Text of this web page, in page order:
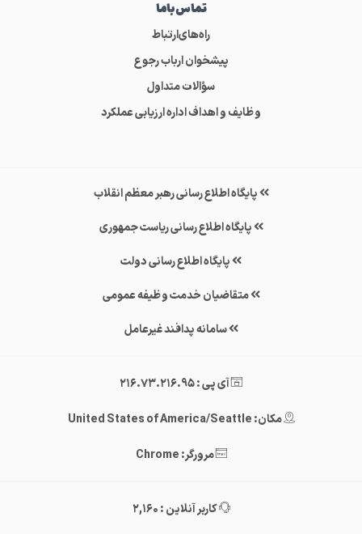
تماس‌باما
راه‌های‌ارتباط
پیشخوان ارباب رجوع
سؤالات متداول
وظایف و اهداف اداره ارزیابی عملکرد
پایگاه اطلاع رسانی رهبر معظم انقلاب
پایگاه اطلاع رسانی ریاست جمهوری
پایگاه اطلاع رسانی دولت
متقاضیان خدمت وظیفه عمومی
سامانه پدافند غیرعامل
آی پی : 216.73.216.95
مکان: United States of America/Seattle
مرورگر: Chrome
کاربر آنلاین : 2,160